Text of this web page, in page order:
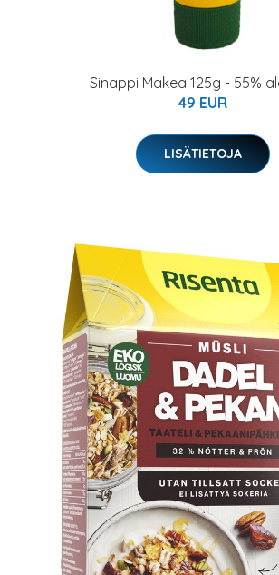
Sinappi Makea 125g - 55%
49 EUR
LISÄTIETOJA